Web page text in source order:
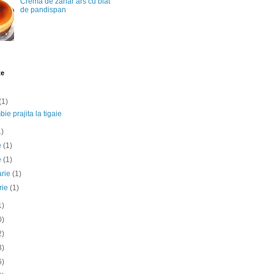
de pandispan
prajita la tigaie
(1)
(1)
(1)
(1)